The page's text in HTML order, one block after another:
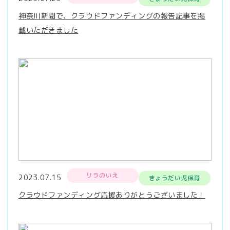
神奈川新聞で、クラウドファンディングの報告記事を掲
載いただきました
2023.07.15 リラのいえ きょうだい児保育
クラウドファンディング応援ありがとうございました！